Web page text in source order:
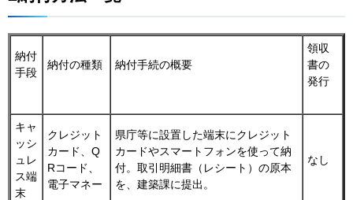
納付
手段
納付の種類 納付手続の概要
領収
書の
発行
キャ
ッシ
ュレ
ス端
末
クレジット
カード、Q
Rコード、
電子マネー
県庁等に設置した端末にクレジット
カードやスマートフォンを使って納
付。取引明細書（レシート）の原本
を、建築課に提出。
なし